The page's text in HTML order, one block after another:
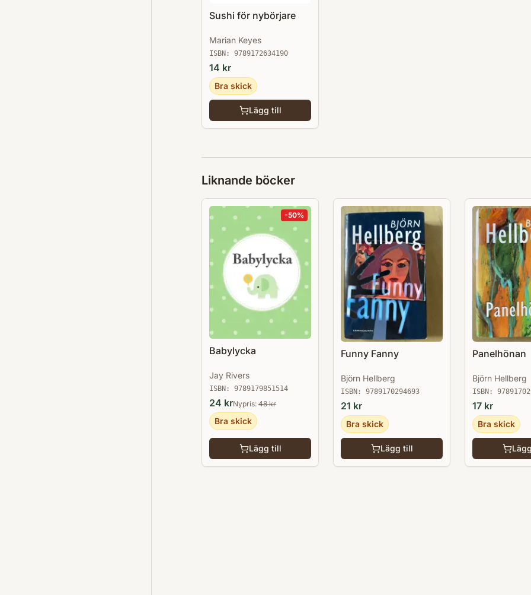
Sushi för nybörjare
Marian Keyes
ISBN: 9789172634190
14 kr
Bra skick
Lägg till
Liknande böcker
-50%
Babylycka
Jay Rivers
ISBN: 9789179851514
24 krNypris: 48kr
Bra skick
Lägg till
Funny Fanny
Björn Hellberg
ISBN: 9789170294693
21 kr
Bra skick
Lägg till
Panelhönan
Björn Hellberg
ISBN:
17 kr
Bra skick